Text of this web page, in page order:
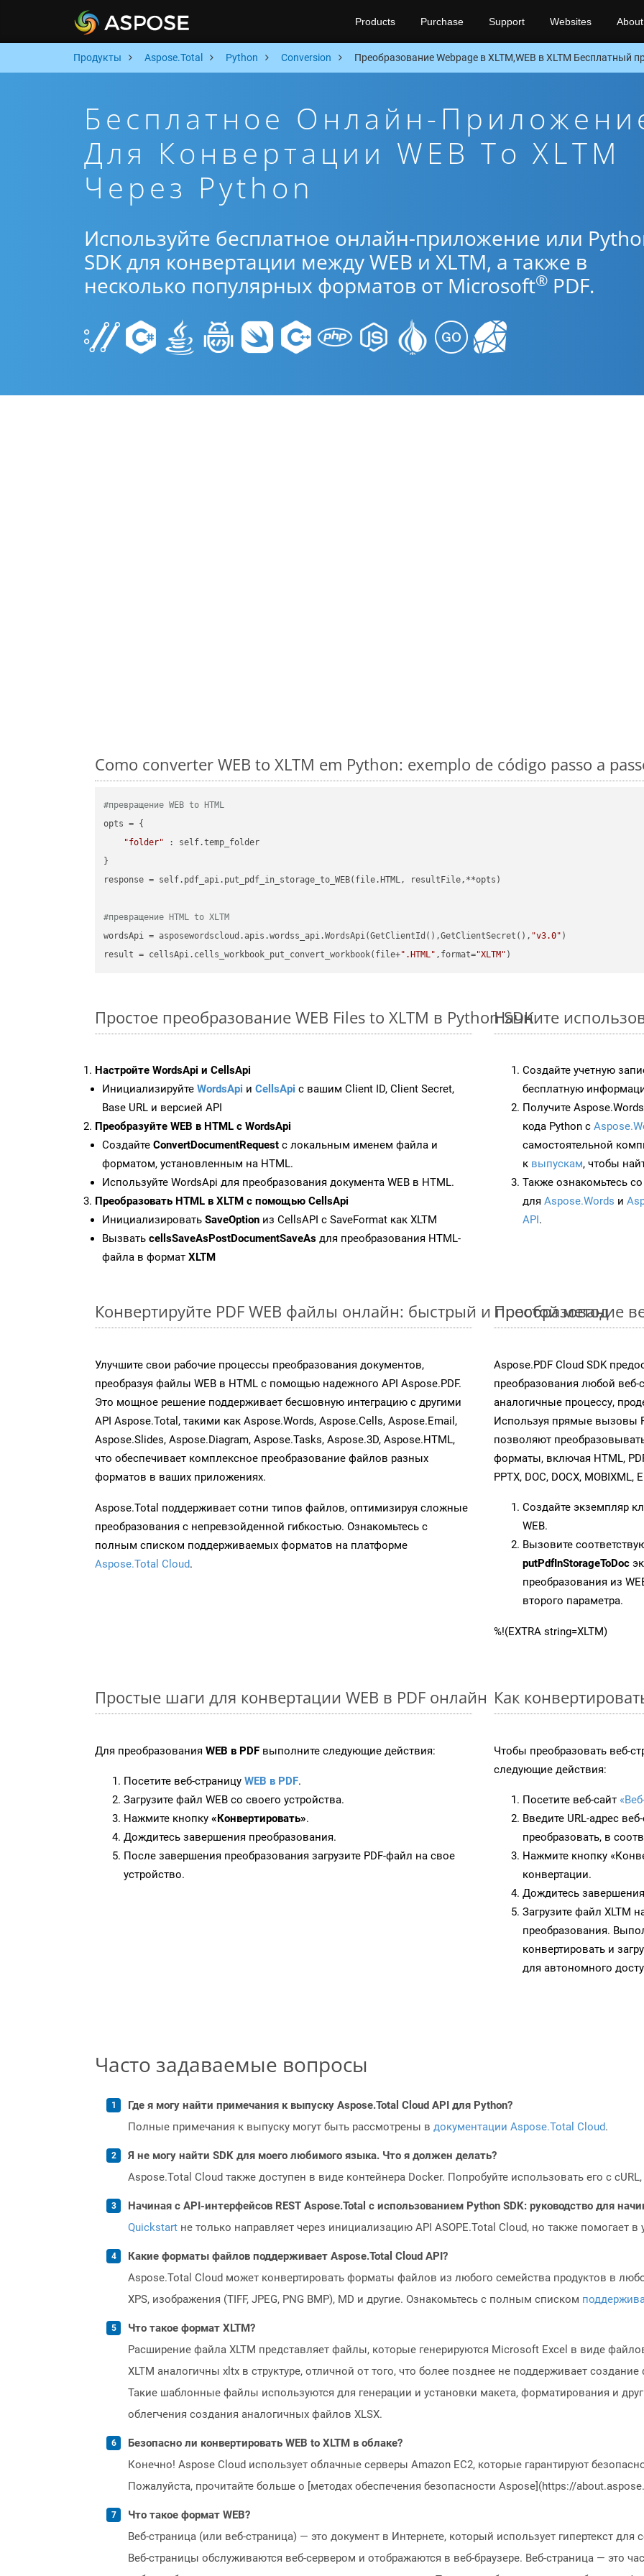
Products Purchase Support Websites About
Продукты Aspose.Total Python Conversion Преобразование Webpage в XLTM,WEB в XLTM Бесплатный
Бесплатное Онлайн-
Для Конвертации WEB To XLTM
Через Python
Используйте бесплатное онлайн-приложение или
SDK для конвертации между WEB и XLTM, а также в
несколько популярных форматов от Microsoft® PDF.
Como converter WEB to XLTM em Python: exemplo de código passo a
#превращение WEB to HTML
opts = {
"folder" : self.temp_folder
}
response = self.pdf_api.put_pdf_in_storage_to_WEB(file.HTML, resultFile,**opts)
#превращение HTML to XLTM
wordsApi = asposewordscloud.apis.wordss_api.WordsApi(GetClientId(),GetClientSecret(), "v3.0" )
result = cellsApi.cells_workbook_put_convert_workbook(file+".HTML" ,format="XLTM"
Простое преобразование WEB Files to XLTM в Python SDK
Настройте WordsApi и CellsApi
Инициализируйте WordsApi и CellsApi с вашим Client ID, Client Secret,
Base URL и версией API
Преобразуйте WEB в HTML с WordsApi
Создайте ConvertDocumentRequest с локальным именем файла и
форматом, установленным на HTML.
Используйте WordsApi для преобразования документа WEB в HTML.
Преобразовать HTML в XLTM с помощью CellsApi
Инициализировать SaveOption из CellsAPI с SaveFormat как XLTM
Вызвать cellsSaveAsPostDocumentSaveAs для преобразования HTML-
файла в формат XLTM
Начните
Создайте учетную
бесплатную
Получите
кода Python с
самостоятельной
к выпускам, чтобы
Также ознакомьтесь
для Aspose.Words и
API.
Конвертируйте PDF WEB файлы онлайн: быстрый и простой метод
Улучшите свои рабочие процессы преобразования документов,
преобразуя файлы WEB в HTML с помощью надежного API Aspose.PDF.
Это мощное решение поддерживает бесшовную интеграцию с другими
API Aspose.Total, такими как Aspose.Words, Aspose.Cells, Aspose.Email,
Aspose.Slides, Aspose.Diagram, Aspose.Tasks, Aspose.3D, Aspose.HTML,
что обеспечивает комплексное преобразование файлов разных
форматов в ваших приложениях.
Aspose.Total поддерживает сотни типов файлов, оптимизируя сложные
преобразования с непревзойденной гибкостью. Ознакомьтесь с
полным списком поддерживаемых форматов на платформе
Aspose.Total Cloud.
Преобразование
Aspose.PDF Cloud SDK
преобразования любой
аналогичные процессу,
Используя прямые вызовы
позволяют
форматы, включая HTML,
PPTX, DOC, DOCX, MOBIXML,
Создайте экземпляр
WEB.
Вызовите
putPdfInStorageToDoc
преобразования из
второго параметра.
%!(EXTRA string=XLTM)
Простые шаги для конвертации WEB в PDF онлайн
Для преобразования WEB в PDF выполните следующие действия:
Посетите веб-страницу WEB в PDF.
Загрузите файл WEB со своего устройства.
Нажмите кнопку «Конвертировать».
Дождитесь завершения преобразования.
После завершения преобразования загрузите PDF-файл на свое
устройство.
Как
Чтобы преобразовать веб-
следующие действия:
Посетите веб-сайт
Введите URL-адрес
преобразовать, в
Нажмите кнопку
конвертации.
Дождитесь
Загрузите файл XLTM
преобразования.
конвертировать и
для автономного
Часто задаваемые вопросы
Где я могу найти примечания к выпуску Aspose.Total Cloud API для Python?
Полные примечания к выпуску могут быть рассмотрены в документации Aspose.Total Cloud.
Я не могу найти SDK для моего любимого языка. Что я должен делать?
Aspose.Total Cloud также доступен в виде контейнера Docker. Попробуйте использовать его с
Начиная с API-интерфейсов REST Aspose.Total с использованием Python SDK: руководство для
Quickstart не только направляет через инициализацию API ASOPE.Total Cloud, но также помогает
Какие форматы файлов поддерживает Aspose.Total Cloud API?
Aspose.Total Cloud может конвертировать форматы файлов из любого семейства продуктов в
XPS, изображения (TIFF, JPEG, PNG BMP), MD и другие. Ознакомьтесь с полным списком
Что такое формат XLTM?
Расширение файла XLTM представляет файлы, которые генерируются Microsoft Excel в виде
XLTM аналогичны xltx в структуре, отличной от того, что более позднее не поддерживает
Такие шаблонные файлы используются для генерации и установки макета, форматирования и
облегчения создания аналогичных файлов XLSX.
Безопасно ли конвертировать WEB to XLTM в облаке?
Конечно! Aspose Cloud использует облачные серверы Amazon EC2, которые гарантируют
Пожалуйста, прочитайте больше о [методах обеспечения безопасности Aspose](https://
Что такое формат WEB?
Веб-страница (или веб-страница) — это документ в Интернете, который использует гипертекст
Веб-страницы обслуживаются веб-сервером и отображаются в веб-браузере. Веб-страница — это